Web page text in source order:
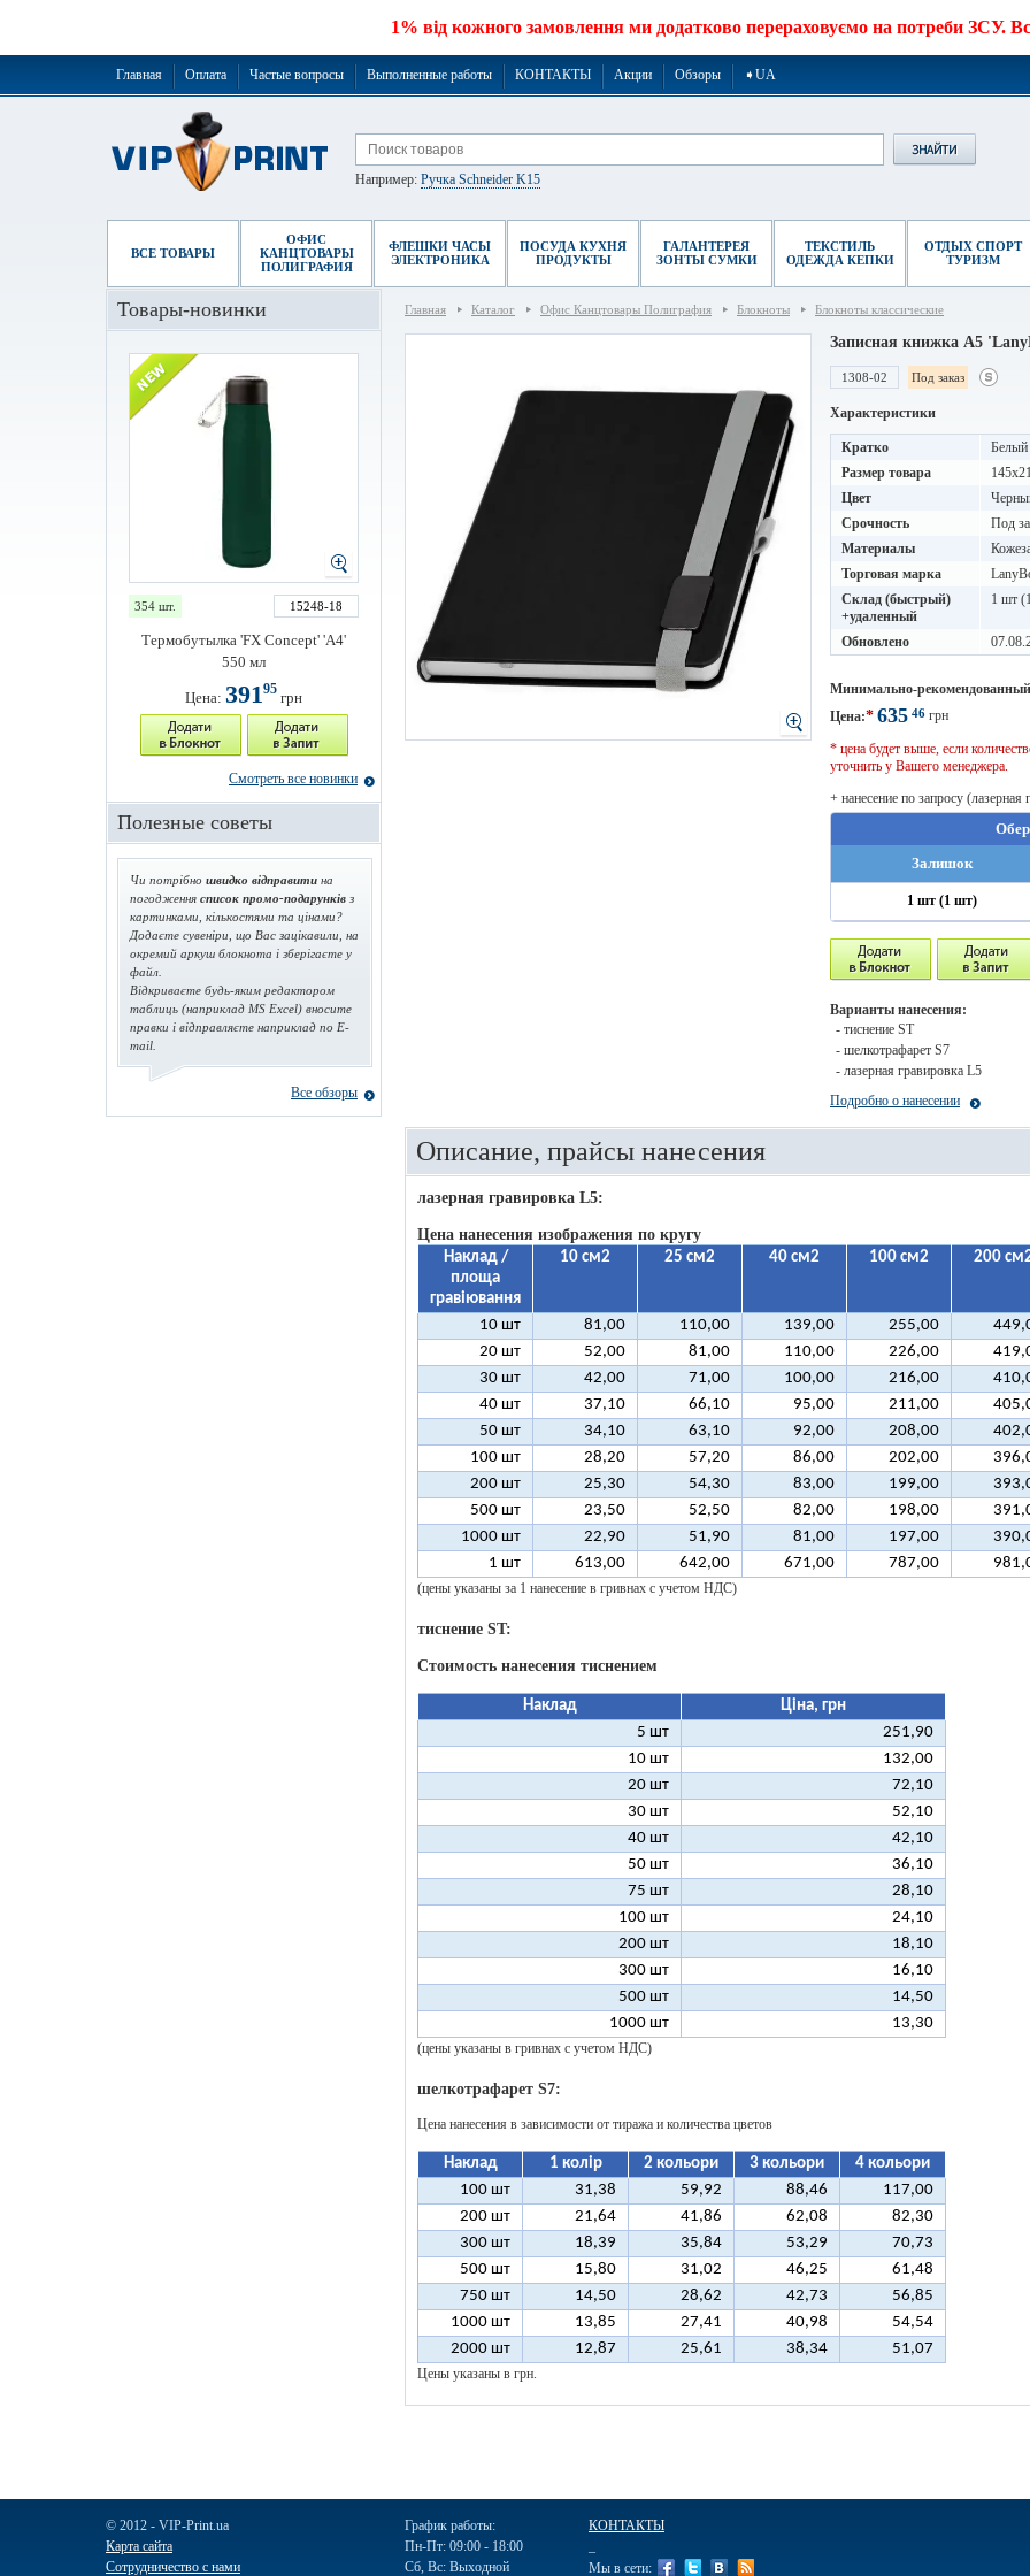
1% від кожного замовлення ми додатково перераховуємо на потреби ЗСУ.
Главная Оплата Частые вопросы Выполненные работы КОНТАКТЫ Акции Обзоры ➧UA
Например: Ручка Schneider K15
ВСЕ ТОВАРЫ
ОФИС
КАНЦТОВАРЫ
ПОЛИГРАФИЯ
ФЛЕШКИ ЧАСЫ
ЭЛЕКТРОНИКА
ПОСУДА КУХНЯ
ПРОДУКТЫ
ГАЛАНТЕРЕЯ
ЗОНТЫ СУМКИ
ТЕКСТИЛЬ
ОДЕЖДА КЕПКИ
ОТДЫХ СПОРТ
ТУРИЗМ
Главная Каталог Офис Канцтовары Полиграфия Блокноты Блокноты классические
Записная книжка A5
1308-02 Под заказ
Характеристики
Кратко
Белый
Размер товара
Цвет
Срочность
Под
Материалы
Торговая марка
Склад (быстрый)
+удаленный
1 шт
Обновлено
Минимально-
Цена:* 635 46 грн
* цена будет выше, если
уточнить у Вашего менеджера.
+ нанесение по запросу (лазерная
Залишок
1 шт (1 шт)
Варианты нанесения:
- тиснение ST
- шелкотрафарет S7
- лазерная гравировка L5
Подробно о нанесении
Описание, прайсы нанесения
лазерная гравировка L5:
Цена нанесения изображения по кругу
Наклад /
площа
гравіювання
10 см2 25 см2 40 см2 100 см2 200
10 шт 81,00 110,00 139,00 255,00
20 шт
52,00 81,00 110,00 226,00
30 шт
42,00 71,00 100,00 216,00
40 шт
37,10 66,10 95,00 211,00
50 шт
34,10 63,10 92,00 208,00
100 шт
28,20 57,20 86,00 202,00
200 шт
25,30 54,30 83,00 199,00
500 шт
23,50 52,50 82,00 198,00
1000 шт
22,90 51,90 81,00 197,00
1 шт
613,00 642,00 671,00 787,00
(цены указаны за 1 нанесение в гривнах с учетом НДС)
тиснение ST:
Стоимость нанесения тиснением
Наклад
Ціна, грн
5 шт
251,90
10 шт
132,00
20 шт
72,10
30 шт
52,10
40 шт
42,10
50 шт
36,10
75 шт
28,10
100 шт
24,10
200 шт
18,10
300 шт
16,10
500 шт
14,50
1000 шт
13,30
(цены указаны в гривнах с учетом НДС)
шелкотрафарет S7:
Цена нанесения в зависимости от тиража и количества цветов
Наклад 1 колір 2 кольори 3 кольори
4 кольори
100 шт
31,38 59,92 88,46
117,00
200 шт
21,64 41,86 62,08
82,30
300 шт
18,39 35,84 53,29
70,73
500 шт
15,80 31,02 46,25
61,48
750 шт
14,50 28,62 42,73
56,85
1000 шт
13,85 27,41 40,98
54,54
2000 шт
12,87 25,61 38,34 51,07
Цены указаны в грн.
Товары-новинки
354 шт. 15248-18
Термобутылка 'FX Concept' 'А4'
550 мл
Цена: 39195 грн
Смотреть все новинки
Полезные советы
Чи потрібно швидко відправити на
погодження список промо-подарунків з
картинками, кількостями та цінами?
Додаєте сувеніри, що Вас зацікавили, на
окремий аркуш блокнота і зберігаєте у
файл.
Відкриваєте будь-яким редактором
таблиць (наприклад MS Excel) вносите
правки і відправляєте наприклад по E-
mail.
Все обзоры
© 2012 - VIP-Print.ua
Карта сайта
Сотрудничество с нами
График работы:
Пн-Пт: 09:00 - 18:00
Сб, Вс: Выходной
КОНТАКТЫ
Мы в сети: